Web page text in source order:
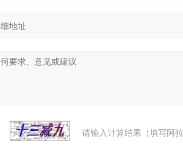
请输入计算结果（填写阿